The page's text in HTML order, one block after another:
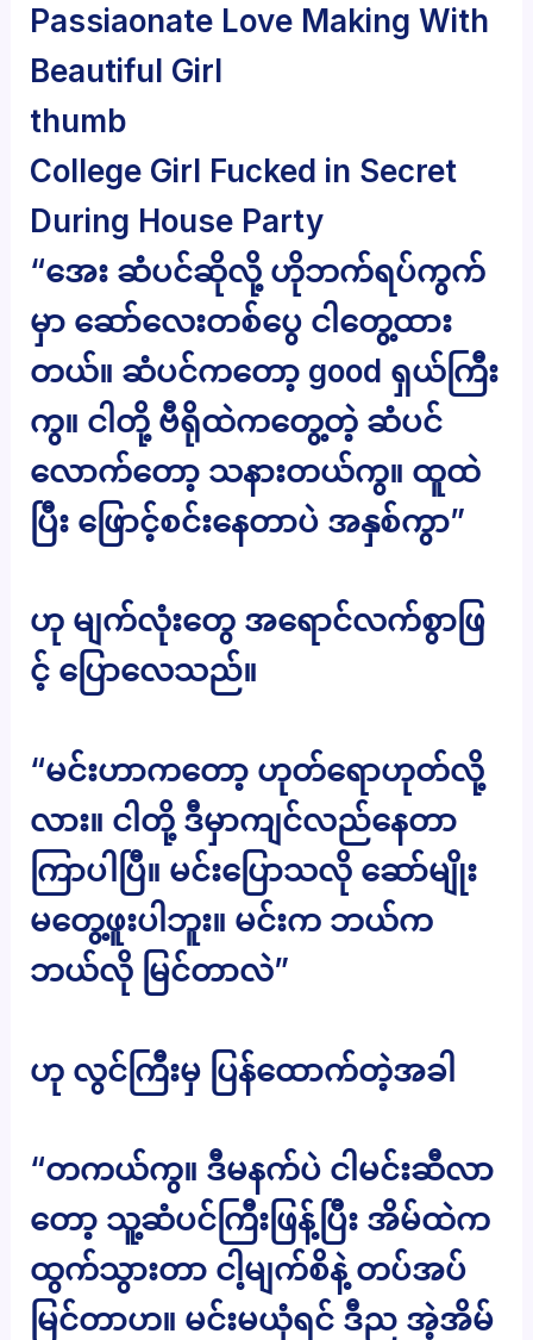
Passiaonate Love Making With
Beautiful Girl
thumb
College Girl Fucked in Secret
During House Party
“အေး ဆံပင်ဆိုလို့ ဟိုဘက်ရပ်ကွက်
မှာ ဆော်လေးတစ်ပွေ ငါတွေ့ထား
တယ်။ ဆံပင်ကတော့ good ရှယ်ကြီး
ကွ။ ငါတို့ ဗီရိုထဲကတွေ့တဲ့ ဆံပင်
လောက်တော့ သနားတယ်ကွ။ ထူထဲ
ပြီး ဖြောင့်စင်းနေတာပဲ အနှစ်ကွာ”
ဟု မျက်လုံးတွေ အရောင်လက်စွာဖြ
င့် ပြောလေသည်။
“မင်းဟာကတော့ ဟုတ်ရောဟုတ်လို့
လား။ ငါတို့ ဒီမှာကျင်လည်နေတာ
ကြာပါပြီ။ မင်းပြောသလို ဆော်မျိုး
မတွေ့ဖူးပါဘူး။ မင်းက ဘယ်က
ဘယ်လို မြင်တာလဲ”
ဟု လွင်ကြီးမှ ပြန်ထောက်တဲ့အခါ
“တကယ်ကွ။ ဒီမနက်ပဲ ငါမင်းဆီလာ
တော့ သူ့ဆံပင်ကြီးဖြန့်ပြီး အိမ်ထဲက
ထွက်သွားတာ ငါ့မျက်စိနဲ့ တပ်အပ်
မြင်တာဟ။ မင်းမယုံရင် ဒီည အဲ့အိမ်